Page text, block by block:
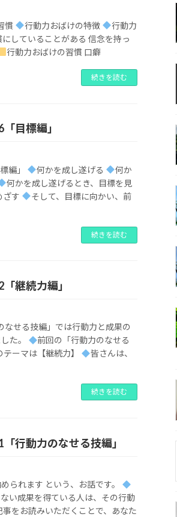
慣 行動力おばけの特徴
行動力
していることがある 信念を持っ
行動力おばけの習慣 口癖
続きを読む
目標編」
編」 何かを成し遂げる
何か
何かを成し遂げるとき、目標を見
ざす
そして、目標に向かい、前
続きを読む
継続力編」
なせる技編」では行動力と成果の
た。
前回の「行動力のなせる
テーマは【継続力】
皆さんは、
続きを読む
行動力のなせる技編」
られます という、お話です。
い成果を得ている人は、その行動
事をお読みいただくことで、あなた